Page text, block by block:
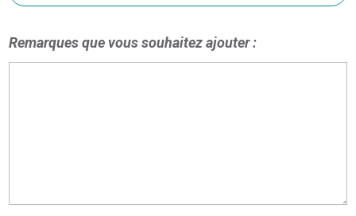
Remarques que vous souhaitez ajouter :